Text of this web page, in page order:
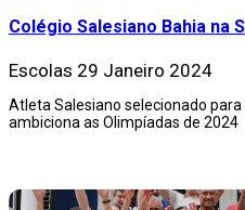
Colégio Salesiano Bahia na
Escolas 29 Janeiro 2024
Atleta Salesiano selecionado
ambiciona as Olimpíadas de 2024